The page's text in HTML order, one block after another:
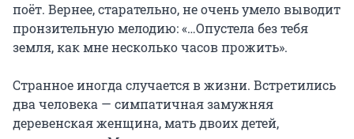
поёт. Вернее, старательно, не очень умело выводит
пронзительную мелодию: «…Опустела без тебя
земля, как мне несколько часов прожить».
Странное иногда случается в жизни. Встретились
два человека — симпатичная замужняя
деревенская женщина, мать двоих детей,